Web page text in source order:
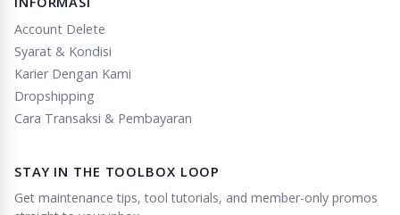
Account Delete
Syarat & Kondisi
Karier Dengan Kami
Dropshipping
Cara Transaksi & Pembayaran
STAY IN THE TOOLBOX LOOP
Get maintenance tips, tool tutorials, and member-only promos